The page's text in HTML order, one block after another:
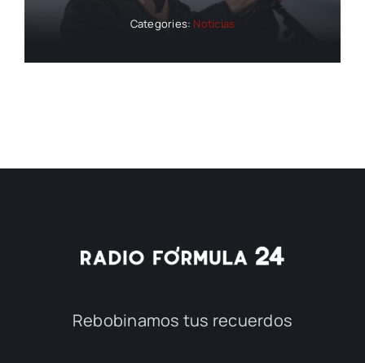
Categories: Noticias
Rebobinamos tus recuerdos